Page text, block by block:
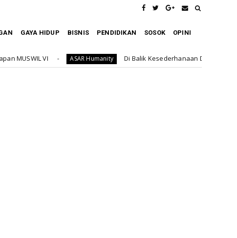
GAYA HIDUP BISNIS PENDIDIKAN SOSOK OPINI
Humanity Di Balik Kesederhanaan Dayah Bustanus Salami,